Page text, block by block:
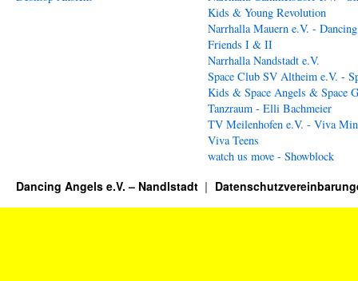
Kids & Young Revolution
Narrhalla Mauern e.V. - Dancing
Friends I & II
Narrhalla Nandstadt e.V.
Space Club SV Altheim e.V. -
Kids & Space Angels & Space
Tanzraum - Elli Bachmeier
TV Meilenhofen e.V. - Viva
Viva Teens
watch us move - Showblock
Dancing Angels e.V. – Nandlstadt